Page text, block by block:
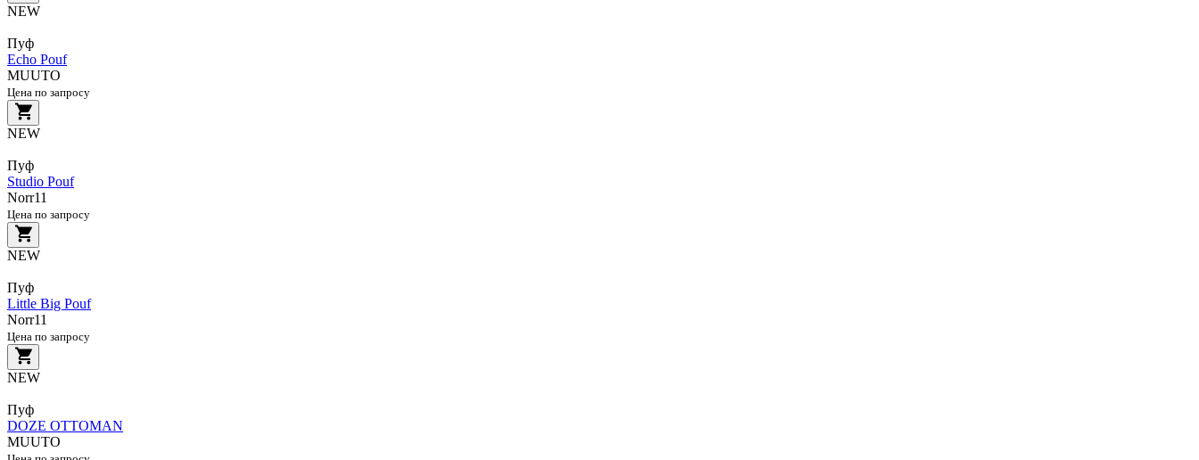
NEW
Пуф
Echo Pouf
MUUTO
Цена по запросу
NEW
Пуф
Studio Pouf
Norr11
Цена по запросу
NEW
Пуф
Little Big Pouf
Norr11
Цена по запросу
NEW
Пуф
DOZE OTTOMAN
MUUTO